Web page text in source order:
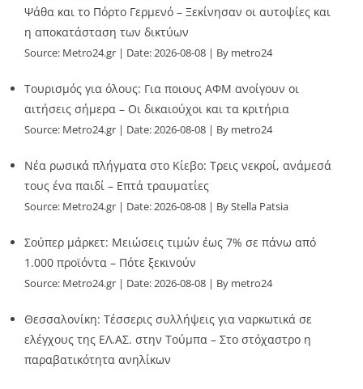
Ψάθα και το Πόρτο Γερμενό – Ξεκίνησαν οι αυτοψίες και
η αποκατάσταση των δικτύων
Source: Metro24.gr Date: 2026-08-08 By metro24
Τουρισμός για όλους: Για ποιους ΑΦΜ ανοίγουν οι
αιτήσεις σήμερα – Οι δικαιούχοι και τα κριτήρια
Source: Metro24.gr Date: 2026-08-08 By metro24
Νέα ρωσικά πλήγματα στο Κίεβο: Τρεις νεκροί, ανάμεσά
τους ένα παιδί – Επτά τραυματίες
Source: Metro24.gr Date: 2026-08-08 By Stella Patsia
Σούπερ μάρκετ: Μειώσεις τιμών έως 7% σε πάνω από
1.000 προϊόντα – Πότε ξεκινούν
Source: Metro24.gr Date: 2026-08-08 By metro24
Θεσσαλονίκη: Τέσσερις συλλήψεις για ναρκωτικά σε
ελέγχους της ΕΛ.ΑΣ. στην Τούμπα – Στο στόχαστρο η
παραβατικότητα ανηλίκων